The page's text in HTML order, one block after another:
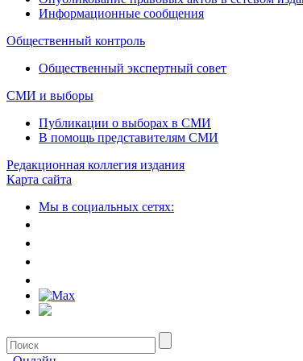
Информационные сообщения
Общественный контроль
Общественный экспертный совет
СМИ и выборы
Публикации о выборах в СМИ
В помощь представителям СМИ
Редакционная коллегия издания
Карта сайта
Мы в социальных сетях: